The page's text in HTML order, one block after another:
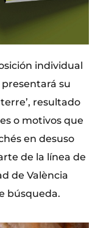
individual
su
resultado
o motivos que
en desuso
de la línea de
de València
búsqueda.